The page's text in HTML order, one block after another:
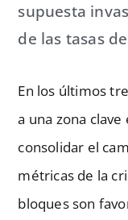
supuesta
de las tasas
En los últimos
a una zona
consolidar el
métricas de la
bloques son